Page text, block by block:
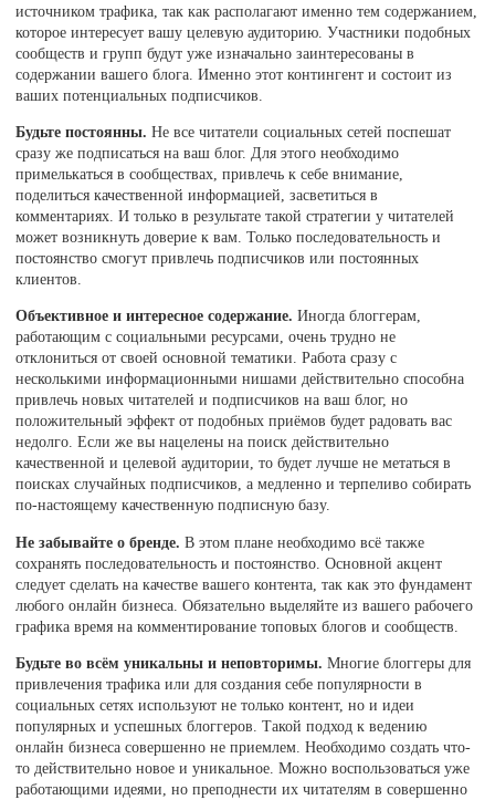
источником трафика, так как располагают именно тем содержанием,
которое интересует вашу целевую аудиторию. Участники подобных
сообществ и групп будут уже изначально заинтересованы в
содержании вашего блога. Именно этот контингент и состоит из
ваших потенциальных подписчиков.
Будьте постоянны. Не все читатели социальных сетей поспешат
сразу же подписаться на ваш блог. Для этого необходимо
примелькаться в сообществах, привлечь к себе внимание,
поделиться качественной информацией, засветиться в
комментариях. И только в результате такой стратегии у читателей
может возникнуть доверие к вам. Только последовательность и
постоянство смогут привлечь подписчиков или постоянных
клиентов.
Объективное и интересное содержание. Иногда блоггерам,
работающим с социальными ресурсами, очень трудно не
отклониться от своей основной тематики. Работа сразу с
несколькими информационными нишами действительно способна
привлечь новых читателей и подписчиков на ваш блог, но
положительный эффект от подобных приёмов будет радовать вас
недолго. Если же вы нацелены на поиск действительно
качественной и целевой аудитории, то будет лучше не метаться в
поисках случайных подписчиков, а медленно и терпеливо собирать
по-настоящему качественную подписную базу.
Не забывайте о бренде. В этом плане необходимо всё также
сохранять последовательность и постоянство. Основной акцент
следует сделать на качестве вашего контента, так как это фундамент
любого онлайн бизнеса. Обязательно выделяйте из вашего рабочего
графика время на комментирование топовых блогов и сообществ.
Будьте во всём уникальны и неповторимы. Многие блоггеры для
привлечения трафика или для создания себе популярности в
социальных сетях используют не только контент, но и идеи
популярных и успешных блоггеров. Такой подход к ведению
онлайн бизнеса совершенно не приемлем. Необходимо создать что-
то действительно новое и уникальное. Можно воспользоваться уже
работающими идеями, но преподнести их читателям в совершенно